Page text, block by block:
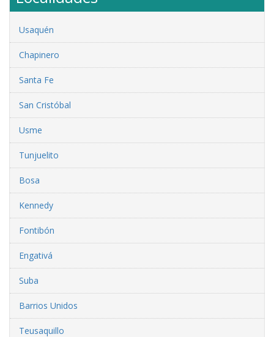
Usaquén
Chapinero
Santa Fe
San Cristóbal
Usme
Tunjuelito
Bosa
Kennedy
Fontibón
Engativá
Suba
Barrios Unidos
Teusaquillo